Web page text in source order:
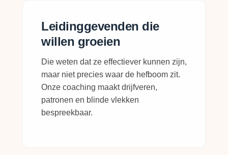
Leidinggevenden die
willen groeien
Die weten dat ze effectiever kunnen zijn,
maar niet precies waar de hefboom zit.
Onze coaching maakt drijfveren,
patronen en blinde vlekken
bespreekbaar.